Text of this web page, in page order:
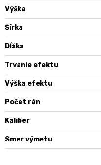
Výška
Šírka
Dĺžka
Trvanie efektu
Výška efektu
Počet rán
Kaliber
Smer výmetu